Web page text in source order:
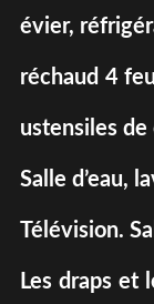
évier,
réchaud 4
ustensiles de
Salle d’eau,
Télévision.
Les draps et